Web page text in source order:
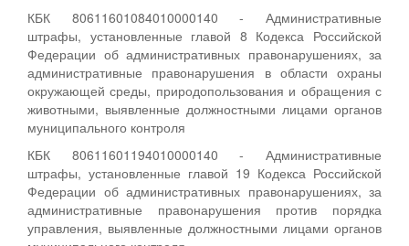
КБК 80611601084010000140 - Административные
штрафы, установленные главой 8 Кодекса Российской
Федерации об административных правонарушениях, за
административные правонарушения в области охраны
окружающей среды, природопользования и обращения с
животными, выявленные должностными лицами органов
муниципального контроля
КБК 80611601194010000140 - Административные
штрафы, установленные главой 19 Кодекса Российской
Федерации об административных правонарушениях, за
административные правонарушения против порядка
управления, выявленные должностными лицами органов